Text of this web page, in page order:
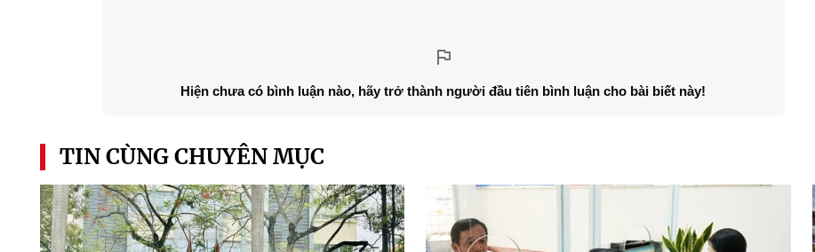
Hiện chưa có bình luận nào, hãy trở thành người đầu tiên bình luận cho bài biết này!
TIN CÙNG CHUYÊN MỤC